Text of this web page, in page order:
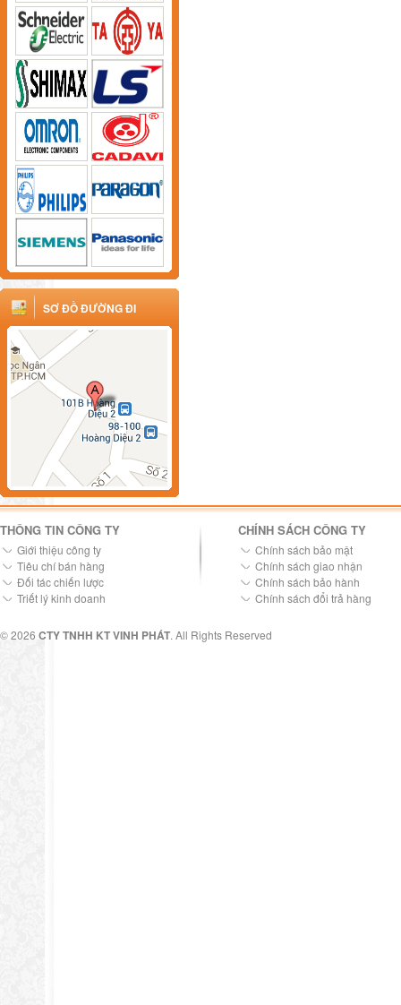
SƠ ĐỒ ĐƯỜNG ĐI
THÔNG TIN CÔNG TY
Giới thiệu công ty
Tiêu chí bán hàng
Đối tác chiến lược
Triết lý kinh doanh
CHÍNH SÁCH CÔNG TY
Chính sách bảo mật
Chính sách giao nhận
Chính sách bảo hành
Chính sách đổi trả hàng
© 2026 CTY TNHH KT VINH PHÁT. All Rights Reserved